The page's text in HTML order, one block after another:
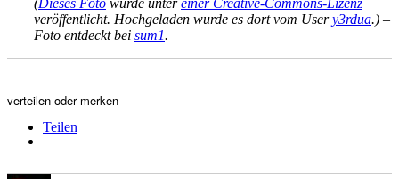
(Dieses Foto wurde untereiner Creative-Commons-Lizenz
veröffentlicht. Hochgeladen wurde es dort vom Usery3rdua.) –
Foto entdeckt bei sum1.
verteilen oder merken
Teilen